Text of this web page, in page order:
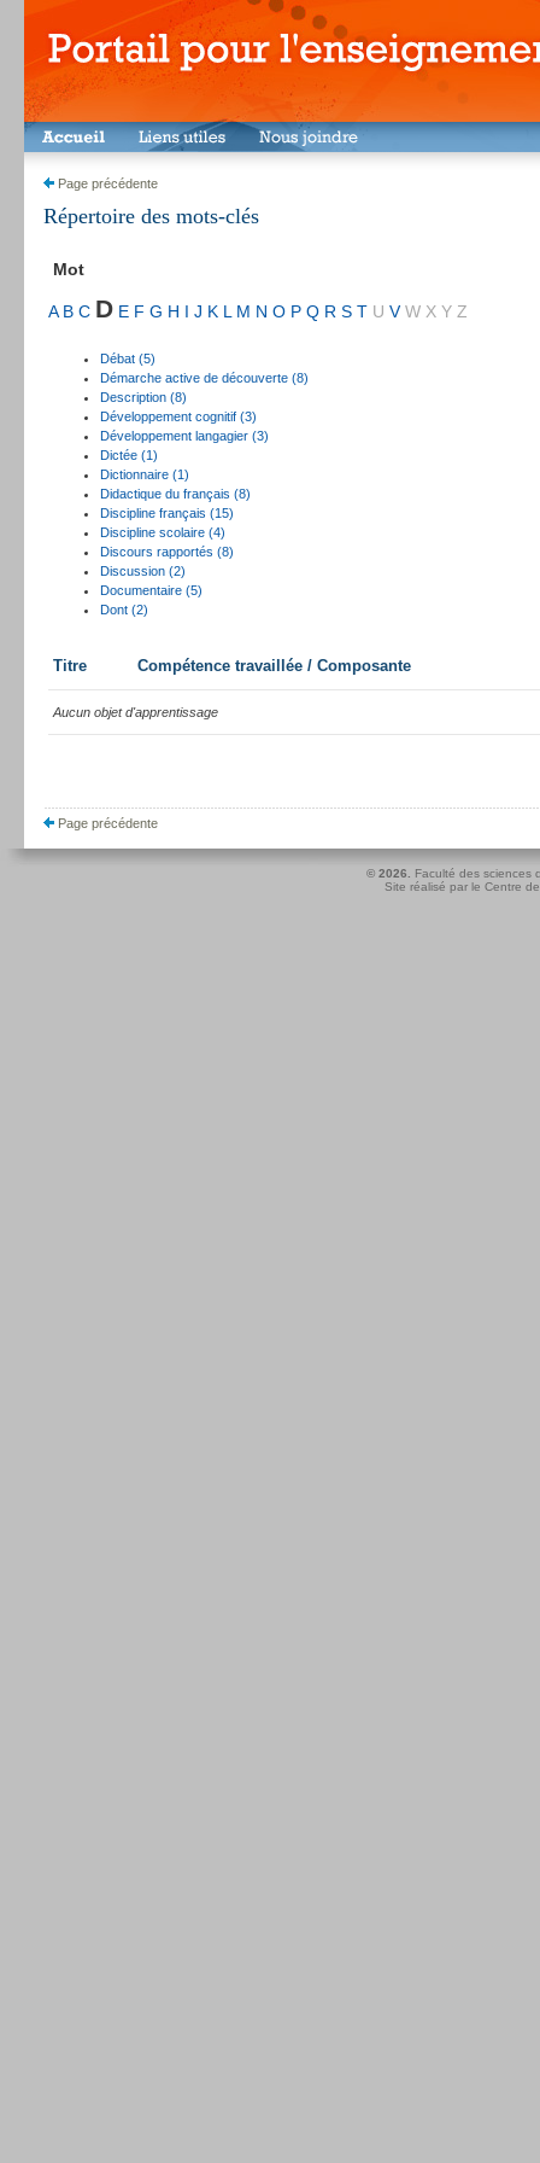
Page précédente
Répertoire des mots-clés
Mot
A B C D E F G H I J K L M N O P Q R S T U V W X Y Z
Débat (5)
Démarche active de découverte (8)
Description (8)
Développement cognitif (3)
Développement langagier (3)
Dictée (1)
Dictionnaire (1)
Didactique du français (8)
Discipline français (15)
Discipline scolaire (4)
Discours rapportés (8)
Discussion (2)
Documentaire (5)
Dont (2)
Titre Compétence travaillée / Composante
Aucun objet d'apprentissage
Page précédente
© 2026.
Faculté des sciences
Site réalisé par le Centre